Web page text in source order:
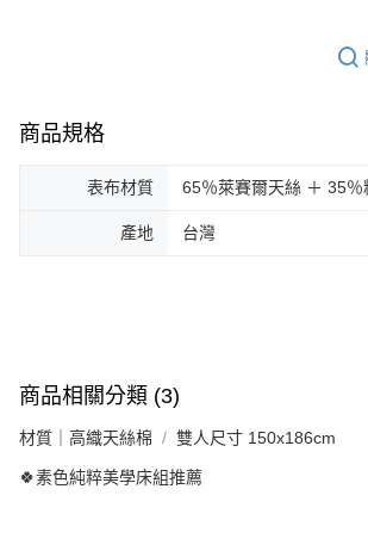
商品規格
表布材質 65％萊賽爾天絲 ＋ 35％
產地 台灣
商品相關分類 (3)
材質｜高織天絲棉 雙人尺寸 150x186cm
🍀素色純粹美學床組推薦